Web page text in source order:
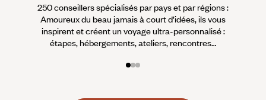
250 conseillers spécialisés par pays et par régions :
Amoureux du beau jamais à court d’idées, ils vous
inspirent et créent un voyage ultra-personnalisé :
étapes, hébergements, ateliers, rencontres…